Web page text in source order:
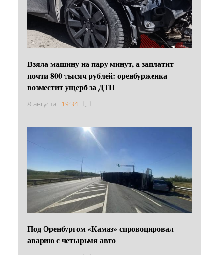
Взяла машину на пару минут, а заплатит
почти 800 тысяч рублей: оренбурженка
возместит ущерб за ДТП
8 августа 19:34
Под Оренбургом «Камаз» спровоцировал
аварию с четырьмя авто